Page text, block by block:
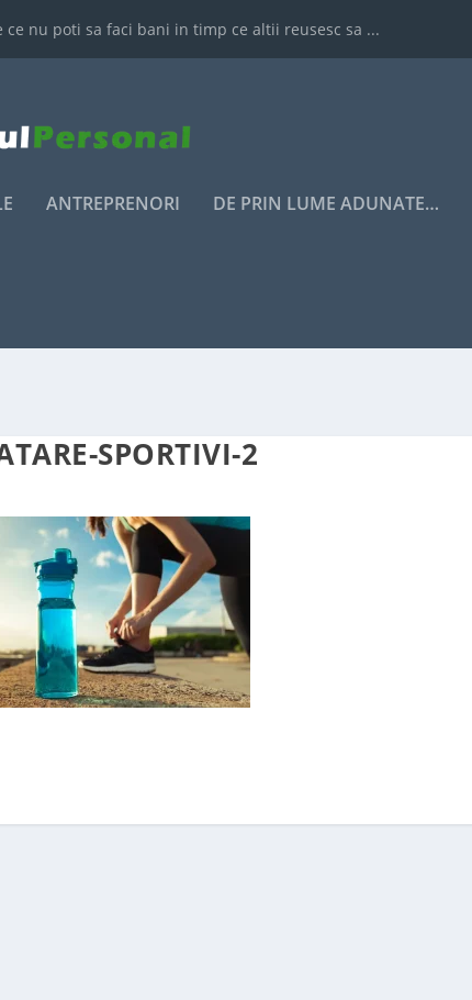
ce nu poti sa faci bani in timp ce altii reusesc sa ...
ANTREPRENORI DE PRIN LUME ADUNATE…
SPORTIVI-2